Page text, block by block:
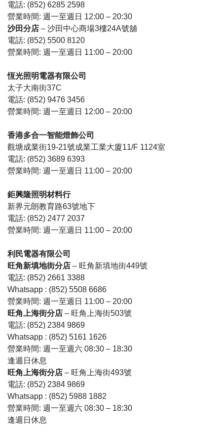
電話: (852) 6285 2598
營業時間: 週一至週日 12:00 – 20:30
沙田分店 – 沙田中心商場3樓24A號舖
電話: (852) 5500 8120
營業時間: 週一至週日 11:00 – 20:00
恆光照明電器有限公司
太子大南街37C
電話: (852) 9476 3456
營業時間: 週一至週日 12:00 – 20:00
香港多合一智能燈飾公司
觀塘成業街19-21號成業工業大廈11/F 1124室
電話: (852) 3689 6393
營業時間: 週一至週日 11:00 – 20:00
鉅興隆照明材料行
新界元朗教育路63號地下
電話: (852) 2477 2037
營業時間: 週一至週日 11:00 – 20:00
利民電器有限公司
旺角新填地街分店 – 旺角新填地街449號
電話: (852) 2661 3388
Whatsapp : (852) 5508 6686
營業時間: 週一至週日 11:00 – 20:00
旺角上海街分店 – 旺角上海街503號
電話: (852) 2384 9869
Whatsapp : (852) 5161 1626
營業時間: 週一至週六 08:30 – 18:30
逢週日休息
旺角上海街分店 – 旺角上海街493號
電話: (852) 2384 9869
Whatsapp : (852) 5988 1882
營業時間: 週一至週六 08:30 – 18:30
逢週日休息